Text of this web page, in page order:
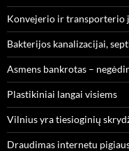
Konvejerio ir transporterio
Bakterijos kanalizacijai,
Asmens bankrotas –
Plastikiniai langai visiems
Vilnius yra tiesioginių
Draudimas internetu